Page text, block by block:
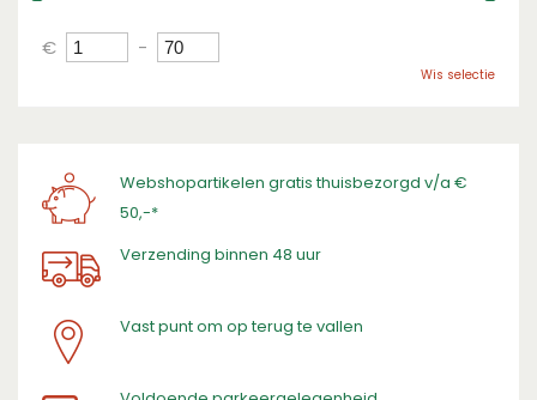
€ -
Wis selectie
Webshopartikelen gratis thuisbezorgd v/a €
50,-*
Verzending binnen 48 uur
Vast punt om op terug te vallen